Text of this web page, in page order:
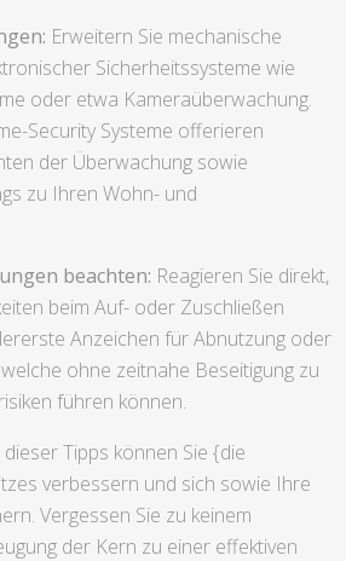
Erweitern Sie mechanische
Sicherheitssysteme wie
oder etwa Kameraüberwachung.
Security Systeme offerieren
der Überwachung sowie
zu Ihren Wohn- und
beachten: Reagieren Sie direkt,
beim Auf- oder Zuschließen
Anzeichen für Abnutzung oder
ohne zeitnahe Beseitigung zu
führen können.
Tipps können Sie {die
verbessern und sich sowie Ihre
Vergessen Sie zu keinem
der Kern zu einer effektiven